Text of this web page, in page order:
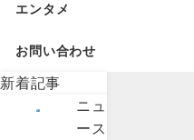
エンタメ
お問い合わせ
新着記事
ニュ
ース